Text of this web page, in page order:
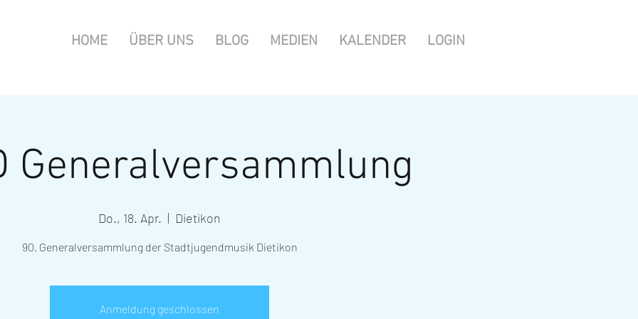
HOME ÜBER UNS BLOG MEDIEN KALENDER LOGIN
Generalversammlung
Do., 18. Apr.
  |
Dietikon
90. Generalversammlung der Stadtjugendmusik Dietikon
Anmeldung geschlossen